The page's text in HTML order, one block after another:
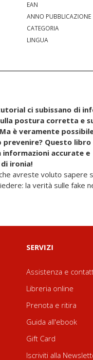
EAN
ANNO PUBBLICAZIONE
CATEGORIA
LINGUA
ci subissano di
postura corretta e
è veramente
prevenire? Questo
informazioni accurate e
ironia!
avreste voluto sapere
la verità sulle fake
terapie scegliere e
SERVIZI
Assistenza e
Libreria online
Prenota e ritira
Guida all'ebook
Gift Card
Iscriviti alla